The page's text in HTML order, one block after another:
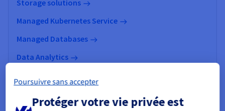
Storage solutions
Managed Kubernetes Service
Managed Databases
Data Analytics
Poursuivre sans accepter
Protéger votre vie privée est